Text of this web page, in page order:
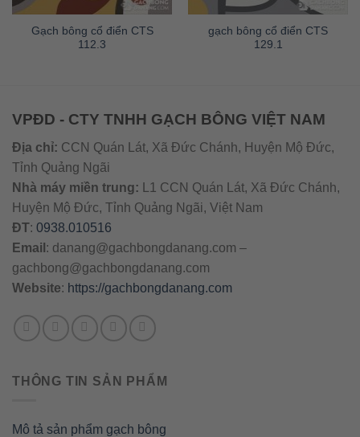
Gạch bông cổ điển CTS
112.3
gạch bông cổ điển CTS
129.1
VPĐD - CTY TNHH GẠCH BÔNG VIỆT NAM
Địa chỉ: CCN Quán Lát, Xã Đức Chánh, Huyện Mộ Đức,
Tỉnh Quảng Ngãi
Nhà máy miền trung: L1 CCN Quán Lát, Xã Đức Chánh,
Huyện Mộ Đức, Tỉnh Quảng Ngãi, Việt Nam
ĐT: 0938.010516
Email : danang@gachbongdanang.com –
gachbong@gachbongdanang.com
Website: https://gachbongdanang.com
THÔNG TIN SẢN PHẨM
Mô tả sản phẩm gạch bông